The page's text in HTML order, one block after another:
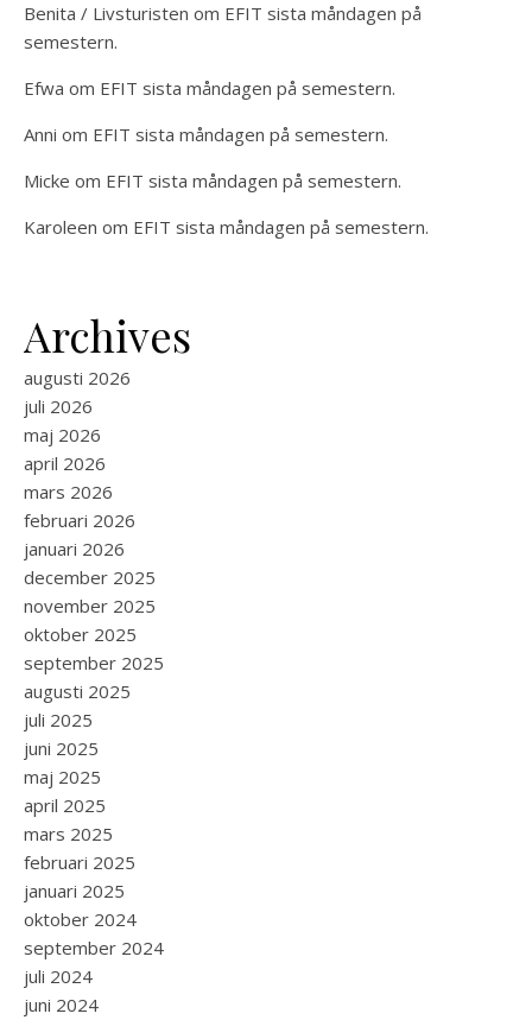
Benita / Livsturisten om EFIT sista måndagen på
semestern.
Efwa om EFIT sista måndagen på semestern.
Anni om EFIT sista måndagen på semestern.
Micke om EFIT sista måndagen på semestern.
Karoleen om EFIT sista måndagen på semestern.
Archives
augusti 2026
juli 2026
maj 2026
april 2026
mars 2026
februari 2026
januari 2026
december 2025
november 2025
oktober 2025
september 2025
augusti 2025
juli 2025
juni 2025
maj 2025
april 2025
mars 2025
februari 2025
januari 2025
oktober 2024
september 2024
juli 2024
juni 2024